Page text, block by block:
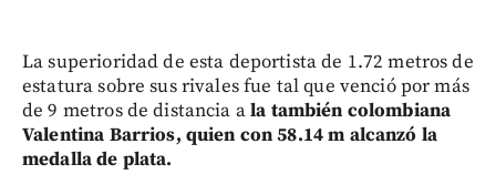
La superioridad de esta deportista de 1.72 metros de
estatura sobre sus rivales fue tal que venció por más
de 9 metros de distancia ala también colombiana
Valentina Barrios, quien con 58.14 m alcanzó la
medalla de plata.